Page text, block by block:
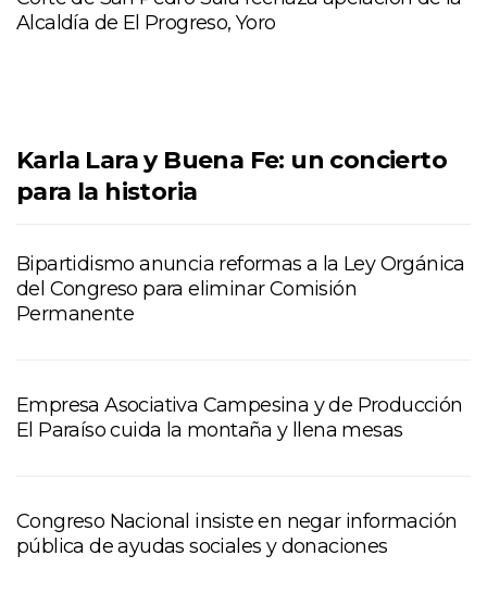
Alcaldía de El Progreso, Yoro
Karla Lara y Buena Fe: un concierto
para la historia
Bipartidismo anuncia reformas a la Ley Orgánica
del Congreso para eliminar Comisión
Permanente
Empresa Asociativa Campesina y de Producción
El Paraíso cuida la montaña y llena mesas
Congreso Nacional insiste en negar información
pública de ayudas sociales y donaciones